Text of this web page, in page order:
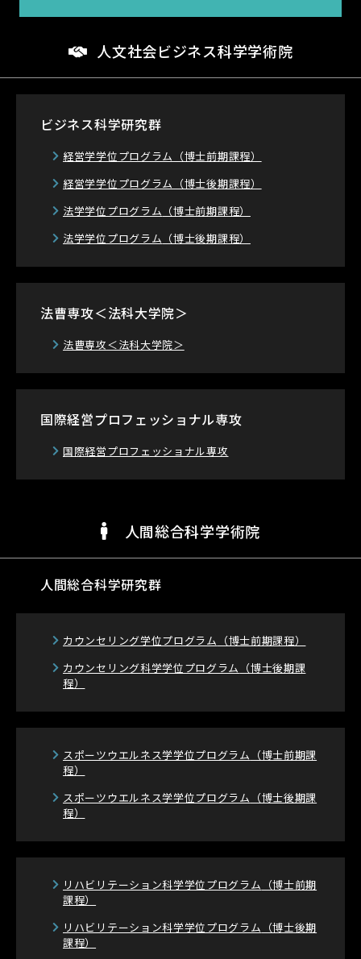
人文社会ビジネス科学学術院
ビジネス科学研究群
経営学学位プログラム （博士前期課程）
経営学学位プログラム （博士後期課程）
法学学位プログラム （博士前期課程）
法学学位プログラム （博士後期課程）
法曹専攻＜法科大学院＞
法曹専攻＜法科大学院＞
国際経営プロフェッショナル専攻
国際経営プロフェッショナル専攻
人間総合科学学術院
人間総合科学研究群
カウンセリング学位プログラム （博士前期課程）
カウンセリング科学学位プログラム
（博士後期課
程）
スポーツウエルネス学学位プログラム
（博士前期課
程）
スポーツウエルネス学学位プログラム
（博士後期課
程）
リハビリテーション科学学位プログラム
（博士前期
課程）
リハビリテーション科学学位プログラム
（博士後期
課程）